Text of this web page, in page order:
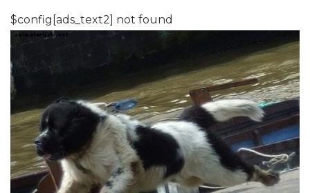
$config[ads_text2] not found